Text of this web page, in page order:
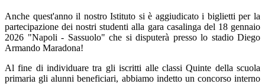
Anche quest'anno il nostro Istituto si è aggiudicato i biglietti per la
partecipazione dei nostri studenti alla gara casalinga del 18 gennaio
2026 "Napoli - Sassuolo" che si disputerà presso lo stadio Diego
Armando Maradona!
Al fine di individuare tra gli iscritti alle classi Quinte della scuola
primaria gli alunni beneficiari, abbiamo indetto un concorso interno